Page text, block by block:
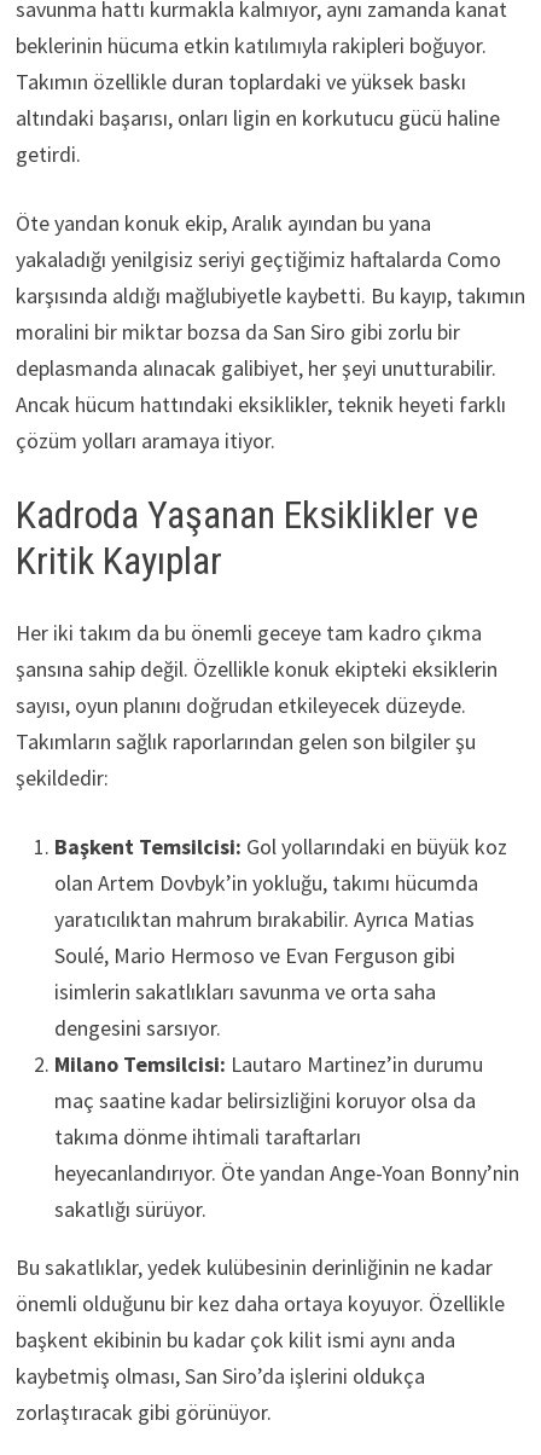
savunma hattı kurmakla kalmıyor, aynı zamanda kanat
beklerinin hücuma etkin katılımıyla rakipleri boğuyor.
Takımın özellikle duran toplardaki ve yüksek baskı
altındaki başarısı, onları ligin en korkutucu gücü haline
getirdi.
Öte yandan konuk ekip, Aralık ayından bu yana
yakaladığı yenilgisiz seriyi geçtiğimiz haftalarda Como
karşısında aldığı mağlubiyetle kaybetti. Bu kayıp, takımın
moralini bir miktar bozsa da San Siro gibi zorlu bir
deplasmanda alınacak galibiyet, her şeyi unutturabilir.
Ancak hücum hattındaki eksiklikler, teknik heyeti farklı
çözüm yolları aramaya itiyor.
Kadroda Yaşanan Eksiklikler ve
Kritik Kayıplar
Her iki takım da bu önemli geceye tam kadro çıkma
şansına sahip değil. Özellikle konuk ekipteki eksiklerin
sayısı, oyun planını doğrudan etkileyecek düzeyde.
Takımların sağlık raporlarından gelen son bilgiler şu
şekildedir:
Başkent Temsilcisi: Gol yollarındaki en büyük koz
olan Artem Dovbyk’in yokluğu, takımı hücumda
yaratıcılıktan mahrum bırakabilir. Ayrıca Matias
Soulé, Mario Hermoso ve Evan Ferguson gibi
isimlerin sakatlıkları savunma ve orta saha
dengesini sarsıyor.
Milano Temsilcisi: Lautaro Martinez’in durumu
maç saatine kadar belirsizliğini koruyor olsa da
takıma dönme ihtimali taraftarları
heyecanlandırıyor. Öte yandan Ange-Yoan Bonny’nin
sakatlığı sürüyor.
Bu sakatlıklar, yedek kulübesinin derinliğinin ne kadar
önemli olduğunu bir kez daha ortaya koyuyor. Özellikle
başkent ekibinin bu kadar çok kilit ismi aynı anda
kaybetmiş olması, San Siro’da işlerini oldukça
zorlaştıracak gibi görünüyor.